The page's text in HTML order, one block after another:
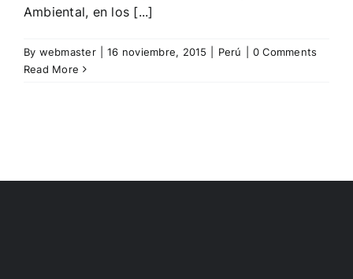
Ambiental, en los [...]
By webmaster 16 noviembre, 2015 Perú
0 Comments
Read More